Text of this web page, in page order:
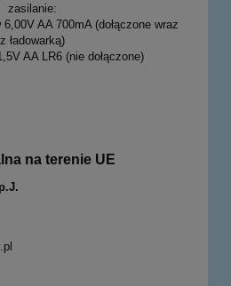
zasilanie:
AA 700mA (dołączone wraz
z ładowarką)
AA LR6 (nie dołączone)
na terenie UE